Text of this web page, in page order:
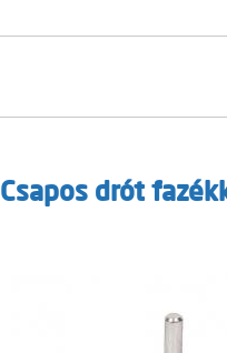
Csapos drót